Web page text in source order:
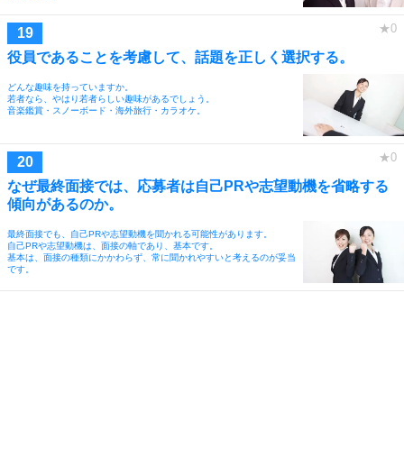
役員であることを考慮して、話題を正しく選択する。
どんな趣味を持っていますか。
若者なら、やはり若者らしい趣味があるでしょう。
音楽鑑賞・スノーボード・海外旅行・カラオケ。
なぜ最終面接では、応募者は自己PRや志望動機を省略する
傾向があるのか。
最終面接でも、自己PRや志望動機を聞かれる可能性があります。
自己PRや志望動機は、面接の軸であり、基本です。
基本は、面接の種類にかかわらず、常に聞かれやすいと考えるのが妥当
です。